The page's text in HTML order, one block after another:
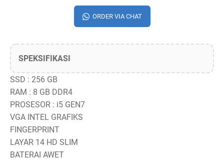
ORDER VIA CHAT
SPEKSIFIKASI
SSD : 256 GB
RAM : 8 GB DDR4
PROSESOR : i5 GEN7
VGA INTEL GRAFIKS
FINGERPRINT
LAYAR 14 HD SLIM
BATERAI AWET